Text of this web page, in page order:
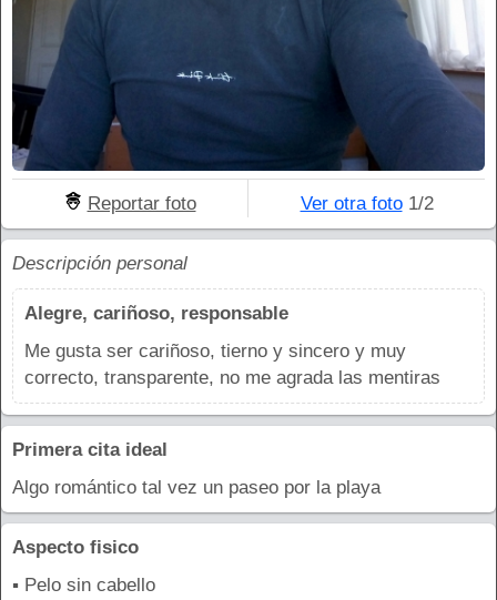
Reportar foto Ver otra foto1/2
Descripción personal
Alegre, cariñoso, responsable
Me gusta ser cariñoso, tierno y sincero y muy
correcto, transparente, no me agrada las mentiras
Primera cita ideal
Algo romántico tal vez un paseo por la playa
Aspecto fisico
▪ Pelo sin cabello